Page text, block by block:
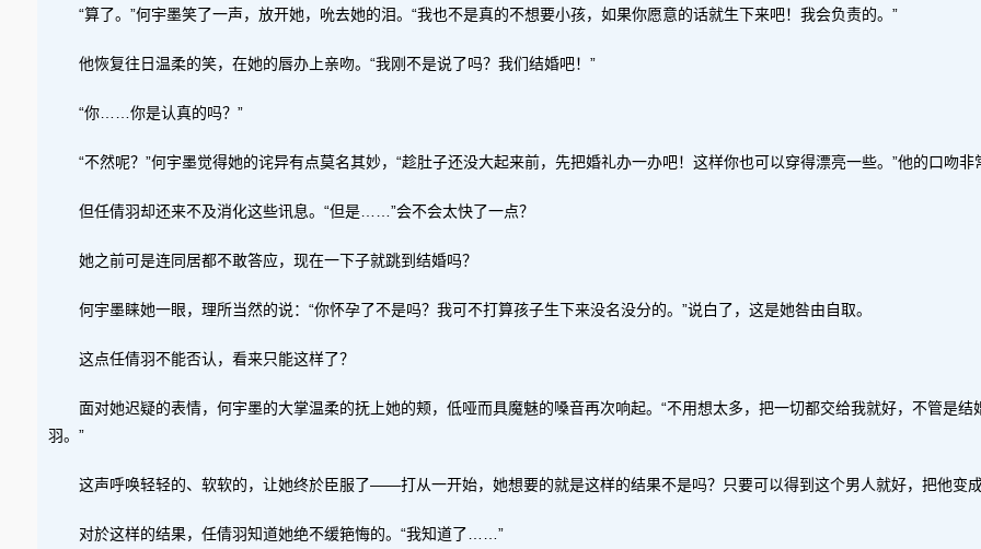
“算了。”何宇墨笑了一声，放开她，吮去她的泪。“我也不是真的不想要小孩，如果你愿意的话就生下来吧！我会负责的。”
他恢复往日温柔的笑，在她的唇办上亲吻。“我刚不是说了吗？我们结婚吧！”
“你……你是认真的吗？”
“不然呢？”何宇墨觉得她的诧异有点莫名其妙，“趁肚子还没大起来前，先把婚礼办一办吧！这样你也可以穿得漂亮一些。”他的口吻非
但任倩羽却还来不及消化这些讯息。“但是……”会不会太快了一点？
她之前可是连同居都不敢答应，现在一下子就跳到结婚吗？
何宇墨睐她一眼，理所当然的说：“你怀孕了不是吗？我可不打算孩子生下来没名没分的。”说白了，这是她咎由自取。
这点任倩羽不能否认，看来只能这样了？
面对她迟疑的表情，何宇墨的大掌温柔的抚上她的颊，低哑而具魔魅的嗓音再次响起。“不用想太多，把一切都交给我就好，不管是
羽。”
这声呼唤轻轻的、软软的，让她终於臣服了——打从一开始，她想要的就是这样的结果不是吗？只要可以得到这个男人就好，把他变成
对於这样的结果，任倩羽知道她绝不缓筢悔的。“我知道了……”